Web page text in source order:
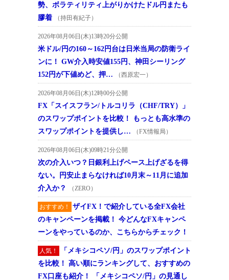
勢、ボラティリティ上がりかけたドル円またも
膠着
（持田有紀子）
2026年08月06日(木)13時20分公開
米ドル/円の160～162円台は日米当局の防衛ライ
ンに！ GW介入時安値155円、神田シーリング
152円が下値めど、押…
（西原宏一）
2026年08月06日(木)12時00分公開
FX「スイスフラン/トルコリラ（CHF/TRY）」
のスワップポイントを比較！ もっとも高水準の
スワップポイントを提供し…
（FX情報局）
2026年08月06日(木)09時21分公開
次の介入いつ？日銀利上げペース上げざるを得
ない。円安止まらなければ10月末～11月に追加
介入か？
（ZERO）
おすすめ！
ザイFX！で紹介している全FX会社
のキャンペーンを掲載！ 今どんなFXキャンペ
ーンをやっているのか、こちらからチェック！
人気！
「メキシコペソ/円」のスワップポイント
を比較！ 高い順にランキングして、おすすめの
FX口座も紹介！ 「メキシコペソ/円」の見通し